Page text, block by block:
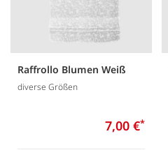
Raffrollo Blumen Weiß
diverse Größen
7,00 €*